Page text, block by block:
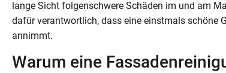
lange Sicht folgenschwere Schäden im und am
dafür verantwortlich, dass eine einstmals schöne
annimmt.
Warum eine